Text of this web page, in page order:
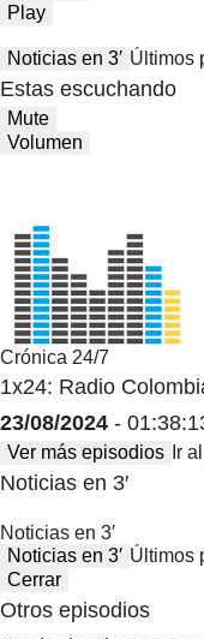
Play
Noticias en 3′ Últimos
Estas escuchando
Mute
Volumen
Crónica 24/7
1x24: Radio
23/08/2024 -
Ver más episodios Ir
Noticias en 3′
Noticias en 3′
Noticias en 3′ Últimos
Cerrar
Otros episodios